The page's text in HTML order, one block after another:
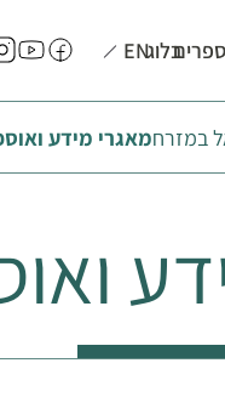
בלוגEN
במזרחמאגרי מידע